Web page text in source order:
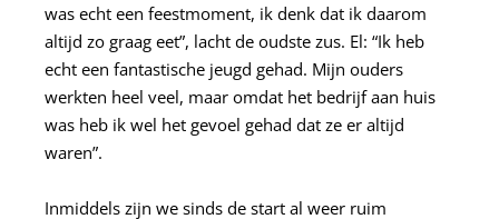
was echt een feestmoment, ik denk dat ik daarom
altijd zo graag eet”, lacht de oudste zus. El: “Ik heb
echt een fantastische jeugd gehad. Mijn ouders
werkten heel veel, maar omdat het bedrijf aan huis
was heb ik wel het gevoel gehad dat ze er altijd
waren”.
Inmiddels zijn we sinds de start al weer ruim